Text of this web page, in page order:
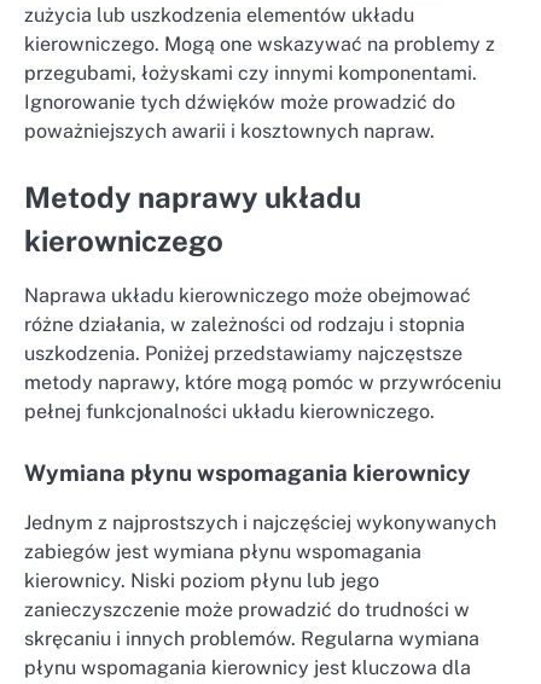
zużycia lub uszkodzenia elementów układu
kierowniczego. Mogą one wskazywać na problemy z
przegubami, łożyskami czy innymi komponentami.
Ignorowanie tych dźwięków może prowadzić do
poważniejszych awarii i kosztownych napraw.
Metody naprawy układu
kierowniczego
Naprawa układu kierowniczego może obejmować
różne działania, w zależności od rodzaju i stopnia
uszkodzenia. Poniżej przedstawiamy najczęstsze
metody naprawy, które mogą pomóc w przywróceniu
pełnej funkcjonalności układu kierowniczego.
Wymiana płynu wspomagania kierownicy
Jednym z najprostszych i najczęściej wykonywanych
zabiegów jest wymiana płynu wspomagania
kierownicy. Niski poziom płynu lub jego
zanieczyszczenie może prowadzić do trudności w
skręcaniu i innych problemów. Regularna wymiana
płynu wspomagania kierownicy jest kluczowa dla